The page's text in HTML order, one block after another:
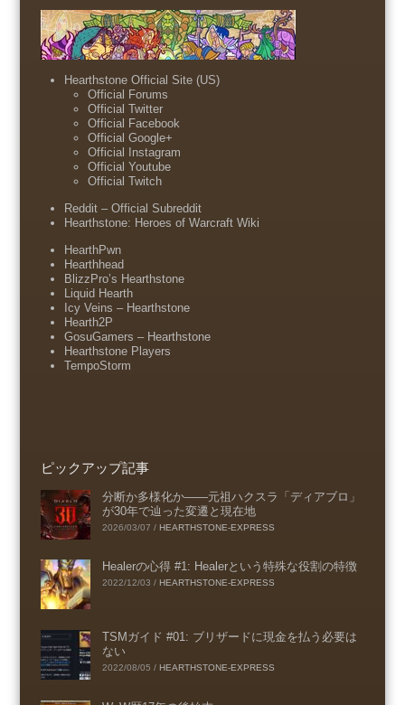
Hearthstone Official Site (US)
Official Forums
Official Twitter
Official Facebook
Official Google+
Official Instagram
Official Youtube
Official Twitch
Reddit – Official Subreddit
Hearthstone: Heroes of Warcraft Wiki
HearthPwn
Hearthhead
BlizzPro’s Hearthstone
Liquid Hearth
Icy Veins – Hearthstone
Hearth2P
GosuGamers – Hearthstone
Hearthstone Players
TempoStorm
ピックアップ記事
分断か多様化か――元祖ハクスラ「ディアブロ」
が30年で辿った変遷と現在地
2026/03/07 / HEARTHSTONE-EXPRESS
Healerの心得 #1: Healerという特殊な役割の特徴
2022/12/03 / HEARTHSTONE-EXPRESS
TSMガイド #01: ブリザードに現金を払う必要は
ない
2022/08/05 / HEARTHSTONE-EXPRESS